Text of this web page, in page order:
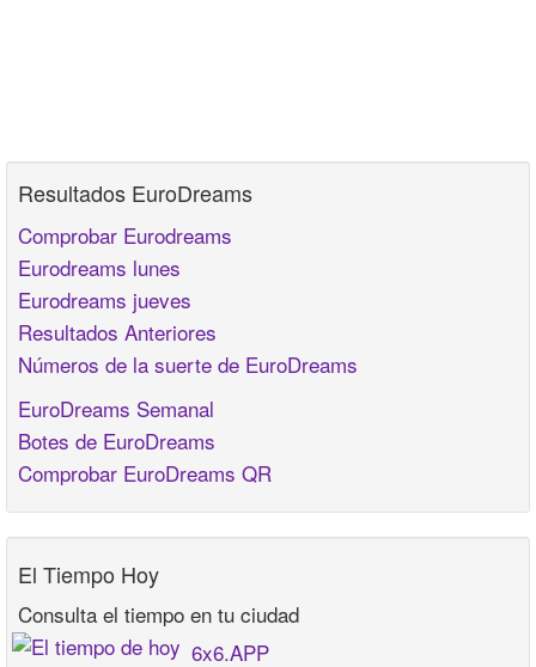
Resultados EuroDreams
Comprobar Eurodreams
Eurodreams lunes
Eurodreams jueves
Resultados Anteriores
Números de la suerte de EuroDreams
EuroDreams Semanal
Botes de EuroDreams
Comprobar EuroDreams QR
El Tiempo Hoy
Consulta el tiempo en tu ciudad
6x6.APP